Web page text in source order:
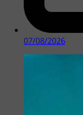
07/08/2026